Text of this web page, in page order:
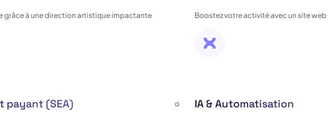
grâce à une direction artistique impactante Boostez votre activité avec un site web
payant (SEA) IA & Automatisation